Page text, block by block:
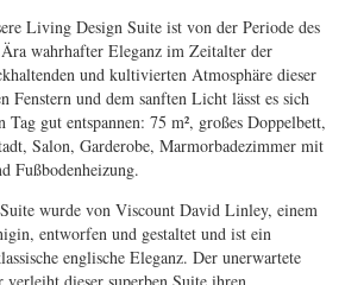
Living Design Suite ist von der Periode des
wahrhafter Eleganz im Zeitalter der
und kultivierten Atmosphäre dieser
Fenstern und dem sanften Licht lässt es sich
Tag gut entspannen: 75 m², großes Doppelbett,
Salon, Garderobe, Marmorbadezimmer mit
Fußbodenheizung.
wurde von Viscount David Linley, einem
entworfen und gestaltet und ist ein
englische Eleganz. Der unerwartete